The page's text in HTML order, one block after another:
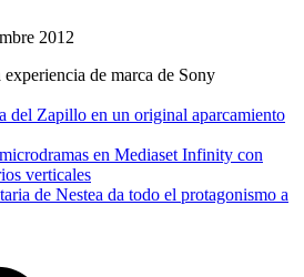
2012
de marca de Sony
del Zapillo en un original aparcamiento
en Mediaset Infinity con
verticales
de Nestea da todo el protagonismo a